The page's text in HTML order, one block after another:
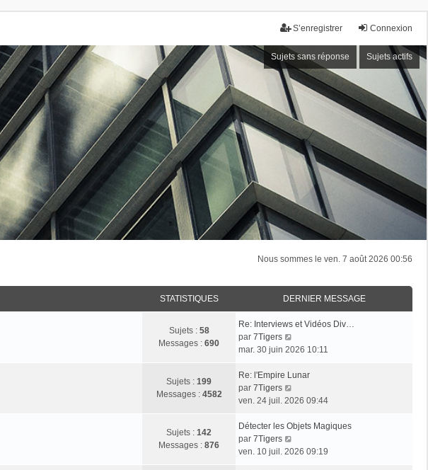
Connexion
S’enregistrer
Sujets sans réponse Sujets actifs
Nous sommes le ven. 7 août 2026 00:56
STATISTIQUES DERNIER MESSAGE
Sujets : 58
Messages : 690
Re: Interviews et Vidéos Div…
par 7Tigers
o
r
e
e
n
mar. 30 juin 2026 10:11
Sujets : 199
Messages : 4582
Re: l'Empire Lunar
par 7Tigers
o
r
e
ven. 24 juil. 2026 09:44
Sujets : 142
Messages : 876
Détecter les Objets Magiques
par 7Tigers
o
ven. 10 juil. 2026 09:19